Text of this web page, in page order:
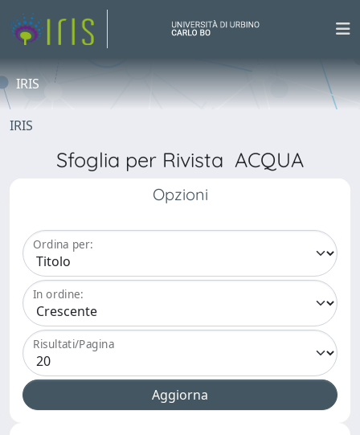
IRIS
IRIS
Sfoglia per Rivista ACQUA
Opzioni
Ordina per:
In ordine:
Risultati/Pagina